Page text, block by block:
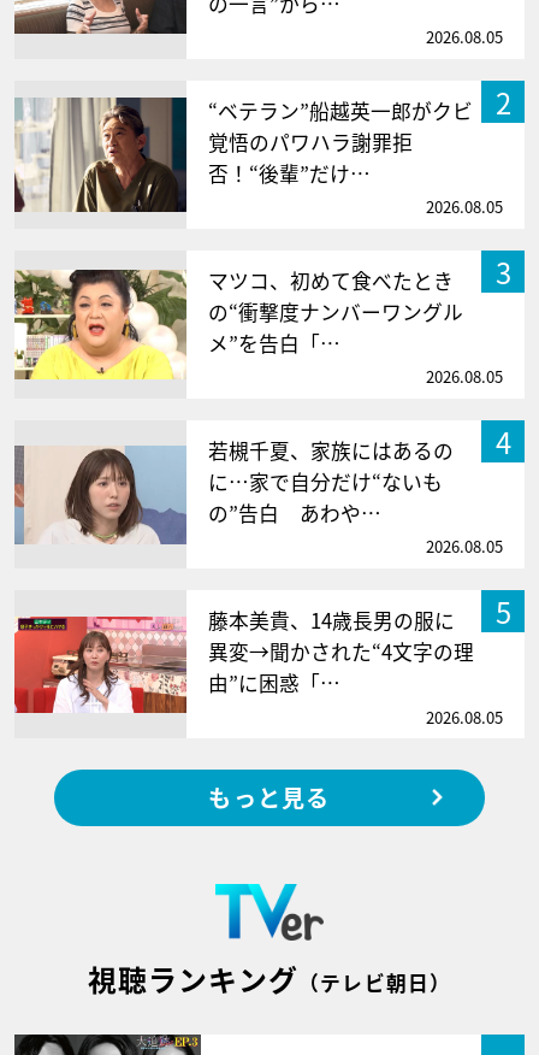
2026.08.05
2
“ベテラン”船越英一郎がクビ
覚悟のパワハラ謝罪拒
否！“後輩”だけ…
2026.08.05
3
マツコ、初めて食べたとき
の“衝撃度ナンバーワングル
メ”を告白「…
2026.08.05
4
若槻千夏、家族にはあるの
に…家で自分だけ“ないも
の”告白 あわや…
2026.08.05
5
藤本美貴、14歳長男の服に
異変→聞かされた“4文字の理
由”に困惑「…
2026.08.05
もっと見る
視聴ランキング （テレビ朝日）